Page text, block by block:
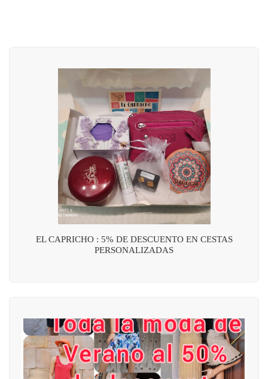
EL CAPRICHO : 5% DE DESCUENTO EN CESTAS
PERSONALIZADAS